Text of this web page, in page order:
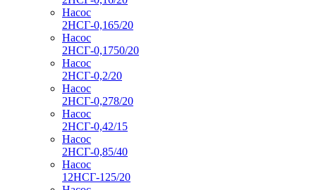
Насос
2НСГ-0,165/20
Насос
2НСГ-0,1750/20
Насос
2НСГ-0,2/20
Насос
2НСГ-0,278/20
Насос
2НСГ-0,42/15
Насос
2НСГ-0,85/40
Насос
12НСГ-125/20